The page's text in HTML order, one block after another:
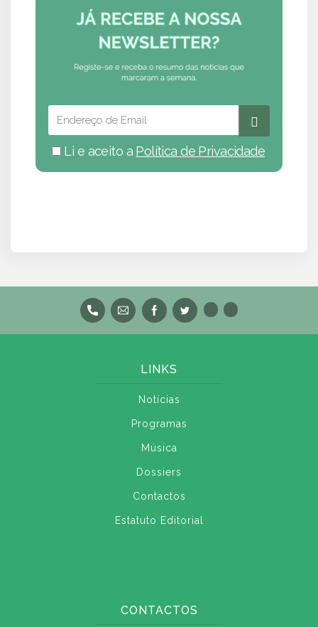
Li e aceito a Política de Privacidade
LINKS
Notícias
Programas
Música
Dossiers
Contactos
Estatuto Editorial
CONTACTOS